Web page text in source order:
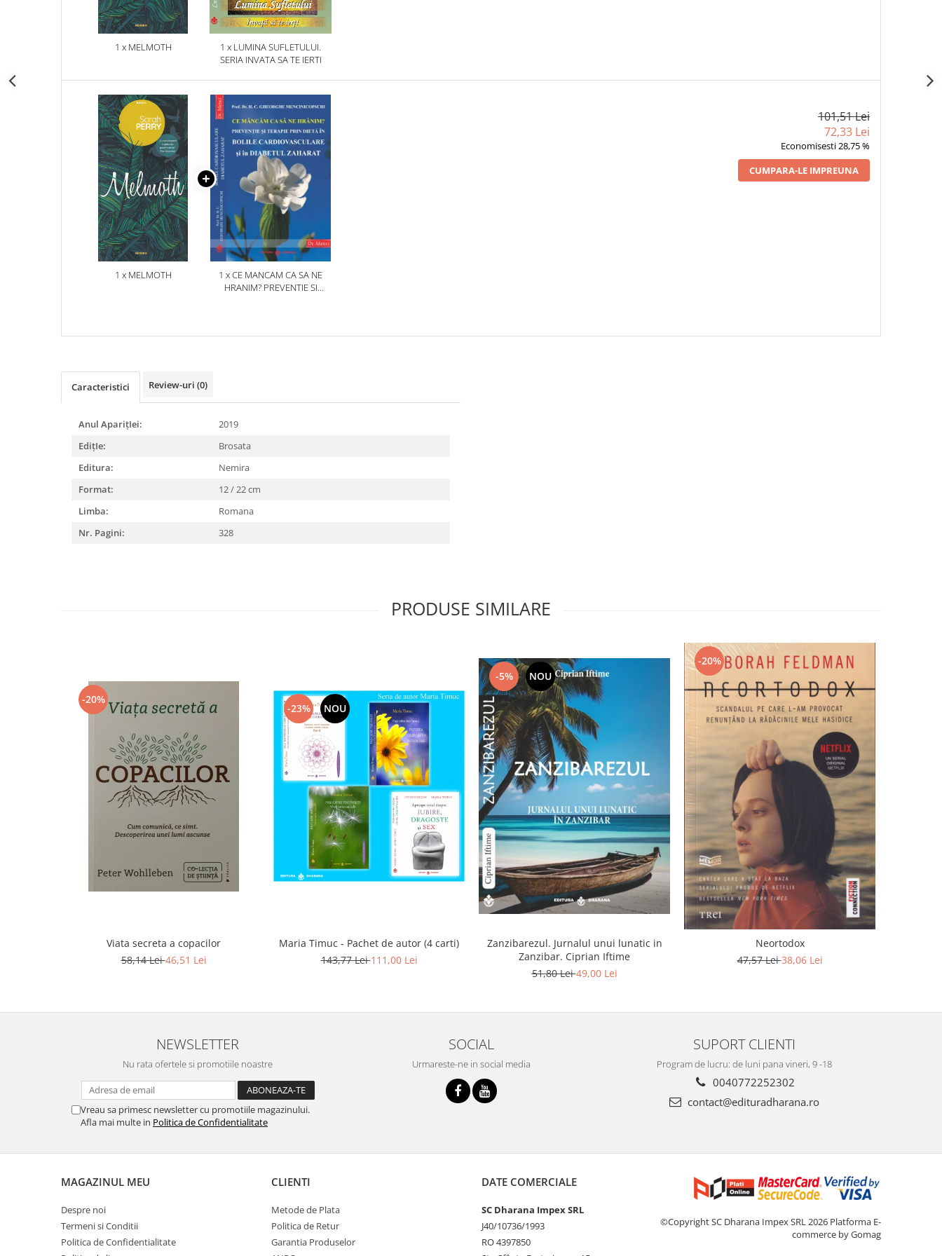
1 x MELMOTH
1 x LUMINA SUFLETULUI.
SERIA INVATA SA TE IERTI
1 x MELMOTH
1 x CE MANCAM CA SA NE
HRANIM? PREVENTIE SI
101,51 Lei
72,33 Lei
Economisesti 28,75 %
CUMPARA-LE IMPREUNA
Caracteristici Review-uri (0)
Anul AparițIei:
2019
EdițIe:
Brosata
Editura:
Nemira
Format:
12 / 22 cm
Limba:
Romana
Nr. Pagini:
328
PRODUSE SIMILARE
-20%
Viata secreta a copacilor
58,14 Lei46,51 Lei
-23% NOU
Maria Timuc - Pachet de autor (4 carti)
143,77 Lei111,00 Lei
-5% NOU
Zanzibarezul. Jurnalul unui lunatic in
Zanzibar. Ciprian Iftime
51,80 Lei49,00 Lei
-20%
Neortodox
47,57 Lei38,06 Lei
NEWSLETTER
Nu rata ofertele si promotiile noastre
Vreau sa primesc newsletter cu promotiile magazinului.
Afla mai multe in Politica de Confidentialitate
SOCIAL
Urmareste-ne in social media
SUPORT CLIENTI
Program de lucru: de luni pana vineri, 9 -18
0040772252302
contact@edituradharana.ro
MAGAZINUL MEU
Despre noi
Termeni si Conditii
Politica de Confidentialitate
CLIENTI
Metode de Plata
Politica de Retur
Garantia Produselor
DATE COMERCIALE
SC Dharana Impex SRL
J40/10736/1993
RO 4397850
©Copyright SC Dharana Impex SRL 2026 Platforma E-
commerce by Gomag